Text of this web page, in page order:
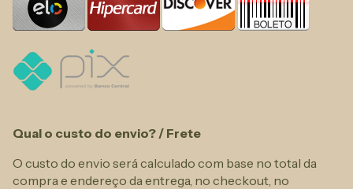
Qual o custo do envio? / Frete
O custo do envio será calculado com base no total da
compra e endereço da entrega, no checkout, no